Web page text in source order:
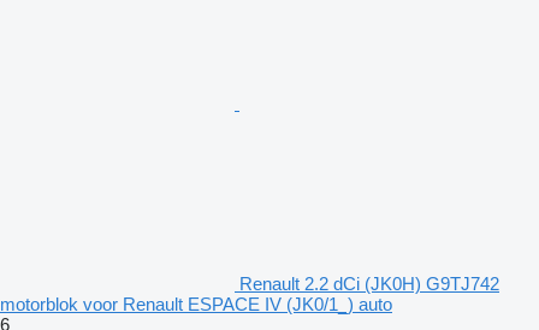
Renault 2.2 dCi (JK0H) G9TJ742
motorblok voor Renault ESPACE IV (JK0/1_) auto
6